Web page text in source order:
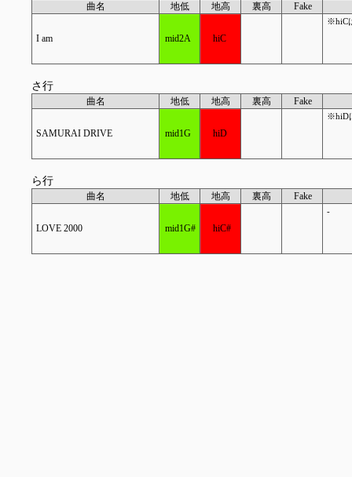
曲名 地低 地高 裏高 Fake
I am mid2A hiC
※hiC
さ行
曲名 地低 地高 裏高 Fake
SAMURAI DRIVE mid1G hiD
※hiD
ら行
曲名 地低 地高 裏高 Fake
LOVE 2000 mid1G# hiC#
-